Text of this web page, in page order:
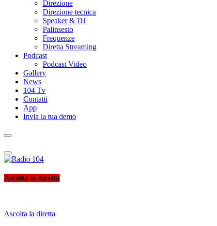
Direzione
Direzione tecnica
Speaker & DJ
Palinsesto
Frequenze
Diretta Streaming
Podcast
Podcast Video
Gallery
News
104 Tv
Contatti
App
Invia la tua demo
Radio 104
Like It !
Ascolta la diretta
Ascolta la diretta